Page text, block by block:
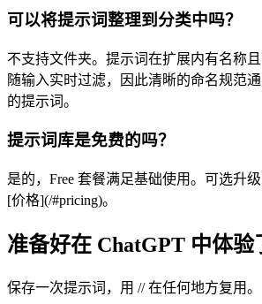
可以将提示词整理到分类中吗？
不支持文件夹。提示词在扩展内有名称
随输入实时过滤，因此清晰的命名规范
的提示词。
提示词库是免费的吗？
是的，Free 套餐满足基础使用。可选升
[价格](/#pricing)。
准备好在 ChatGPT 中体验
保存一次提示词，用 // 在任何地方复用。